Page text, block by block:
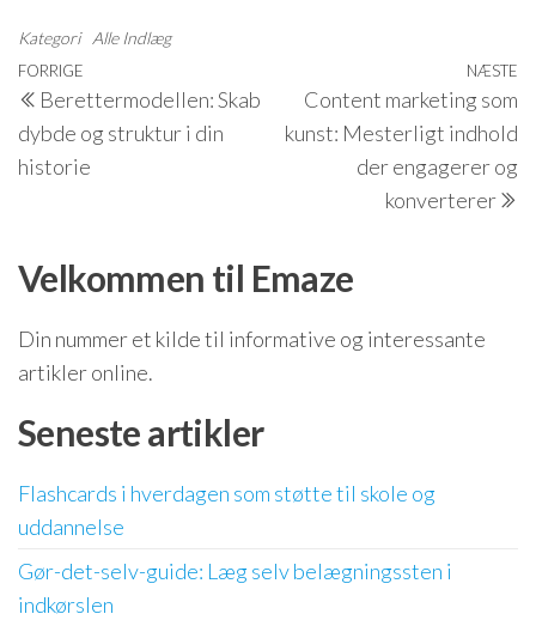
Kategori Alle Indlæg
Indlægsnavigation
Forrige
indlæg
FORRIGE
Berettermodellen: Skab
dybde og struktur i din
historie
NÆSTE
Content marketing som
kunst: Mesterligt indhold
der engagerer og
konverterer
Velkommen til Emaze
Din nummer et kilde til informative og interessante
artikler online.
Seneste artikler
Flashcards i hverdagen som støtte til skole og
uddannelse
Gør-det-selv-guide: Læg selv belægningssten i
indkørslen